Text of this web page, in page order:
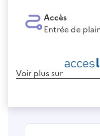
Accès
Entrée de
Voir plus sur